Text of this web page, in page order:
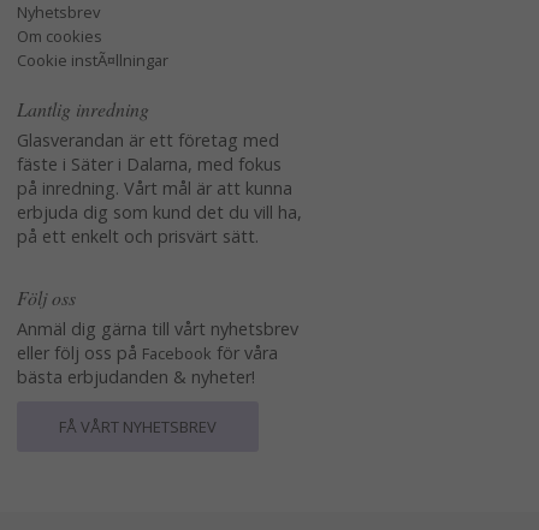
Nyhetsbrev
Om cookies
Cookie instÃ¤llningar
Lantlig inredning
Glasverandan är ett företag med
fäste i Säter i Dalarna, med fokus
på inredning. Vårt mål är att kunna
erbjuda dig som kund det du vill ha,
på ett enkelt och prisvärt sätt.
Följ oss
Anmäl dig gärna till vårt nyhetsbrev
eller följ oss på Facebook för våra
bästa erbjudanden & nyheter!
FÅ VÅRT NYHETSBREV